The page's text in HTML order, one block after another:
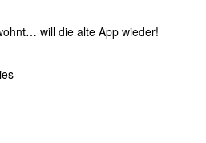
will die alte App wieder!